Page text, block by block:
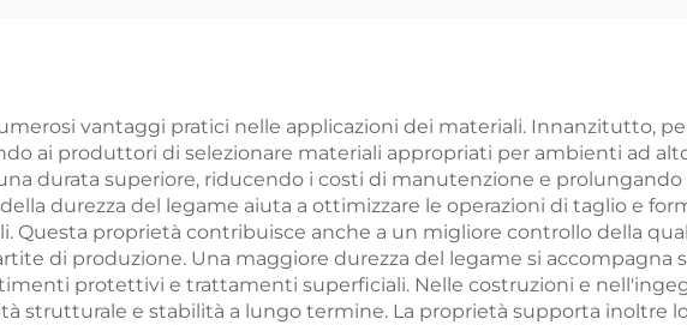
vantaggi pratici nelle applicazioni dei materiali. Innanzitutto,
ai produttori di selezionare materiali appropriati per ambienti ad
durata superiore, riducendo i costi di manutenzione e
durezza del legame aiuta a ottimizzare le operazioni di taglio e
Questa proprietà contribuisce anche a un migliore controllo della
di produzione. Una maggiore durezza del legame si accompagna
protettivi e trattamenti superficiali. Nelle costruzioni e
strutturale e stabilità a lungo termine. La proprietà supporta inoltre